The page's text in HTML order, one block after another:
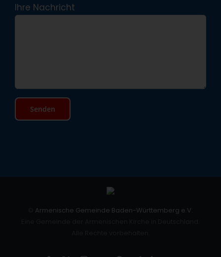
Ihre Nachricht
Armenische Gemeinde Baden-Württemberg e.V.